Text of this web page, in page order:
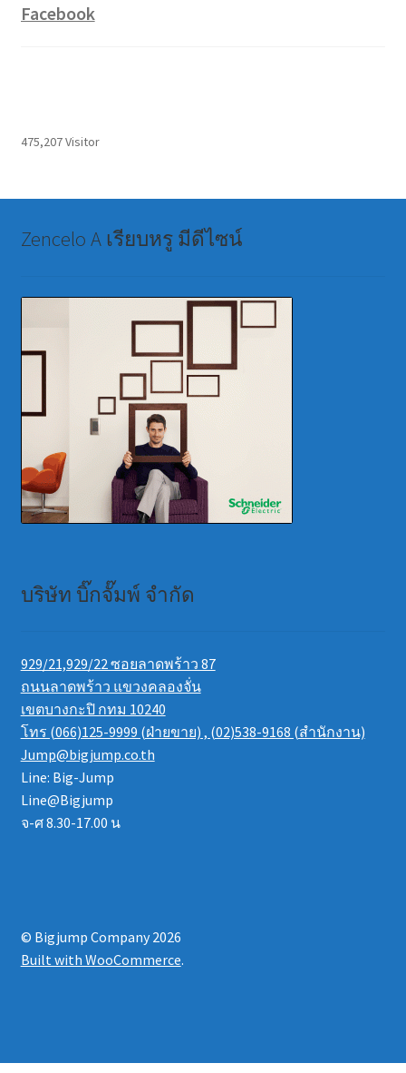
Facebook
475,207 Visitor
Zencelo A เรียบหรู มีดีไซน์
บริษัท บิ๊กจั๊มพ์ จำกัด
929/21,929/22 ซอยลาดพร้าว 87
ถนนลาดพร้าว แขวงคลองจั่น
เขตบางกะปิ กทม 10240
โทร (066)125-9999 (ฝ่ายขาย) , (02)538-9168 (สำนักงาน)
Jump@bigjump.co.th
Line: Big-Jump
Line@Bigjump
จ-ศ 8.30-17.00 น
© Bigjump Company 2026
Built with WooCommerce.